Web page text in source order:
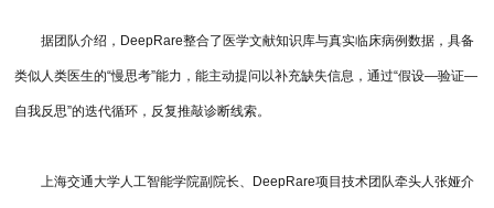
据团队介绍，DeepRare整合了医学文献知识库与真实临床病例数据，具备
类似人类医生的“慢思考”能力，能主动提问以补充缺失信息，通过“假设—验证—
自我反思”的迭代循环，反复推敲诊断线索。
上海交通大学人工智能学院副院长、DeepRare项目技术团队牵头人张娅介